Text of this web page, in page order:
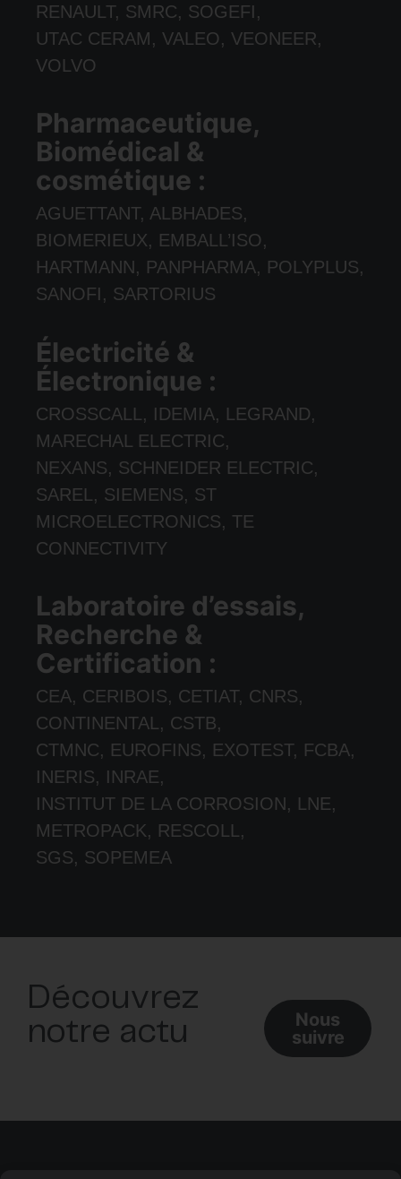
RENAULT, SMRC, SOGEFI,
UTAC CERAM, VALEO, VEONEER,
VOLVO
Pharmaceutique,
Biomédical &
cosmétique :
AGUETTANT, ALBHADES,
BIOMERIEUX, EMBALL’ISO,
HARTMANN, PANPHARMA, POLYPLUS,
SANOFI, SARTORIUS
Électricité &
Électronique :
CROSSCALL, IDEMIA, LEGRAND,
MARECHAL ELECTRIC,
NEXANS, SCHNEIDER ELECTRIC,
SAREL, SIEMENS, ST
MICROELECTRONICS, TE
CONNECTIVITY
Laboratoire d’essais,
Recherche &
Certification :
CEA, CERIBOIS, CETIAT, CNRS,
CONTINENTAL, CSTB,
CTMNC, EUROFINS, EXOTEST, FCBA,
INERIS, INRAE,
INSTITUT DE LA CORROSION, LNE,
METROPACK, RESCOLL,
SGS, SOPEMEA
Découvrez
notre actu
Nous
suivre